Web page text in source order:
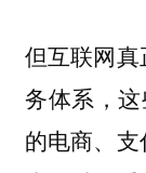
但互联网
务体系，
的电商、